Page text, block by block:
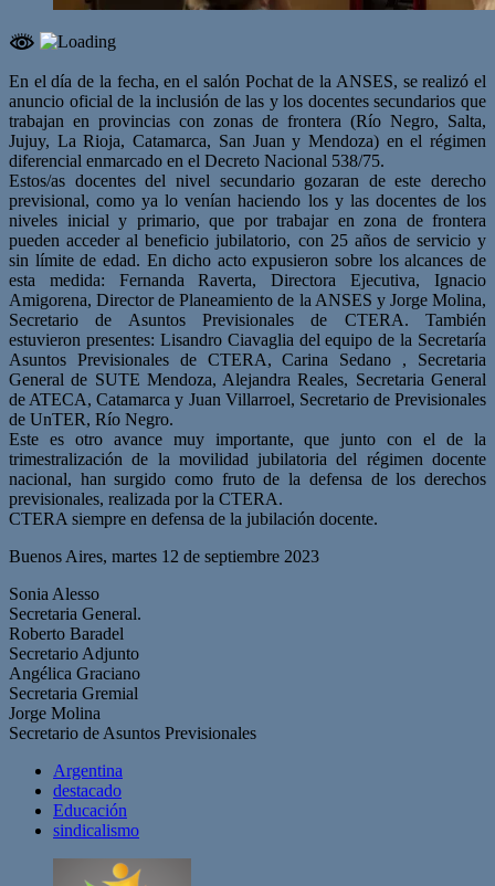
En el día de la fecha, en el salón Pochat de la ANSES, se realizó el
anuncio oficial de la inclusión de las y los docentes secundarios que
trabajan en provincias con zonas de frontera (Río Negro, Salta,
Jujuy, La Rioja, Catamarca, San Juan y Mendoza) en el régimen
diferencial enmarcado en el Decreto Nacional 538/75.
Estos/as docentes del nivel secundario gozaran de este derecho
previsional, como ya lo venían haciendo los y las docentes de los
niveles inicial y primario, que por trabajar en zona de frontera
pueden acceder al beneficio jubilatorio, con 25 años de servicio y
sin límite de edad. En dicho acto expusieron sobre los alcances de
esta medida: Fernanda Raverta, Directora Ejecutiva, Ignacio
Amigorena, Director de Planeamiento de la ANSES y Jorge Molina,
Secretario de Asuntos Previsionales de CTERA. También
estuvieron presentes: Lisandro Ciavaglia del equipo de la Secretaría
Asuntos Previsionales de CTERA, Carina Sedano , Secretaria
General de SUTE Mendoza, Alejandra Reales, Secretaria General
de ATECA, Catamarca y Juan Villarroel, Secretario de Previsionales
de UnTER, Río Negro.
Este es otro avance muy importante, que junto con el de la
trimestralización de la movilidad jubilatoria del régimen docente
nacional, han surgido como fruto de la defensa de los derechos
previsionales, realizada por la CTERA.
CTERA siempre en defensa de la jubilación docente.
Buenos Aires, martes 12 de septiembre 2023
Sonia Alesso
Secretaria General.
Roberto Baradel
Secretario Adjunto
Angélica Graciano
Secretaria Gremial
Jorge Molina
Secretario de Asuntos Previsionales
Argentina
destacado
Educación
sindicalismo